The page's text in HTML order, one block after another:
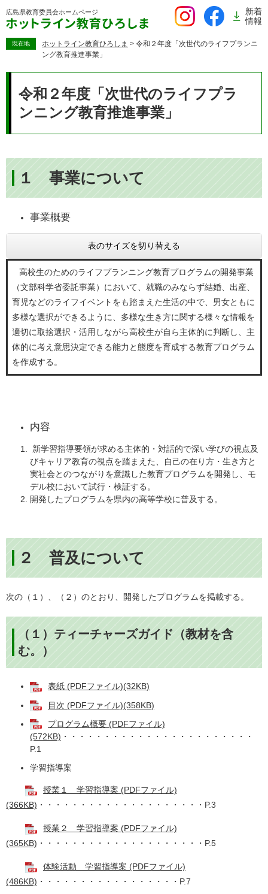
ー
広島県教育委員会ホームページ
新着
情報
現在地 ホットライン教育ひろしま > 令和２年度「次世代のライフプランニ
ング教育推進事業」
令和２年度「次世代のライフプラ
ンニング教育推進事業」
１ 事業について
事業概要
表のサイズを切り替える
高校生のためのライフプランニング教育プログラムの開発事業
（文部科学省委託事業）において、就職のみならず結婚、出産、
育児などのライフイベントをも踏まえた生活の中で、男女ともに
多様な選択ができるように、多様な生き方に関する様々な情報を
適切に取捨選択・活用しながら高校生が自ら主体的に判断し、主
体的に考え意思決定できる能力と態度を育成する教育プログラム
を作成する。
内容
新学習指導要領が求める主体的・対話的で深い学びの視点及
びキャリア教育の視点を踏まえた、自己の在り方・生き方と
実社会とのつながりを意識した教育プログラムを開発し、モ
デル校において試行・検証する。
開発したプログラムを県内の高等学校に普及する。
２ 普及について
次の（１）、（２）のとおり、開発したプログラムを掲載する。
（１）ティーチャーズガイド（教材を含
む。）
表紙 (PDFファイル)(32KB)
目次 (PDFファイル)(358KB)
プログラム概要 (PDFファイル)
(572KB) ・・・・・・・・・・・・・・・・・・・・・・・
P.1
学習指導案
授業１ 学習指導案 (PDFファイル)
(366KB) ・・・・・・・・・・・・・・・・・・・・P.3
授業２ 学習指導案 (PDFファイル)
(365KB) ・・・・・・・・・・・・・・・・・・・・P.5
体験活動 学習指導案 (PDFファイル)
(486KB) ・・・・・・・・・・・・・・・・・P.7